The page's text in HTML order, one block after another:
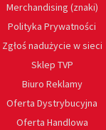
Merchandising (znaki)
Polityka Prywatności
Zgłoś nadużycie w sieci
Sklep TVP
Biuro Reklamy
Oferta Dystrybucyjna
Oferta Handlowa